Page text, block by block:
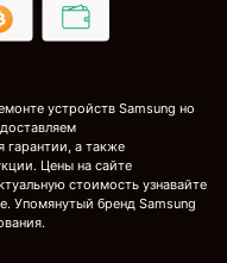
устройств Samsung но
гарантии, а также
Цены на сайте
стоимость узнавайте
Упомянутый бренд Samsung